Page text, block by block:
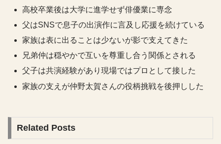
高校卒業後は大学に進学せず俳優業に専念
父はSNSで息子の出演作に言及し応援を続けている
家族は表に出ることは少ないが影で支えてきた
兄弟仲は穏やかで互いを尊重し合う関係とされる
父子は共演経験があり現場ではプロとして接した
家族の支えが仲野太賀さんの役柄挑戦を後押しした
Related Posts